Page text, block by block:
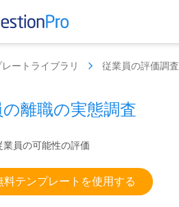
ートライブラリ 従業員の評価調査
離職の実態調査
員の可能性の評価
料テンプレートを使用する